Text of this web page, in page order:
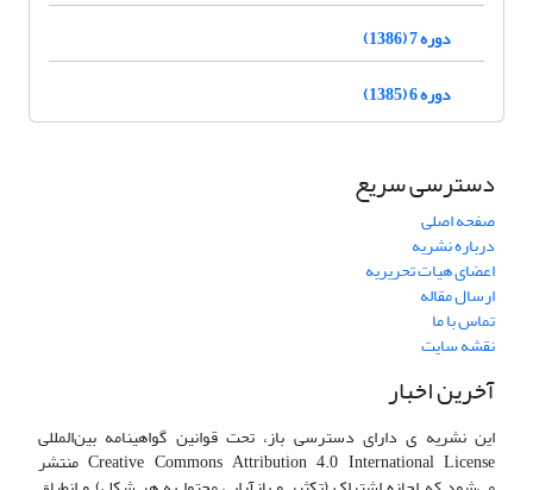
دوره 7 (1386)
دوره 6 (1385)
دسترسی سریع
صفحه اصلی
درباره نشریه
اعضای هیات تحریریه
ارسال مقاله
تماس با ما
نقشه سایت
آخرین اخبار
این نشریه ی دارای دسترسی باز، تحت قوانین گواهینامه بین‌المللی
Creative Commons Attribution 4.0 International License منتشر